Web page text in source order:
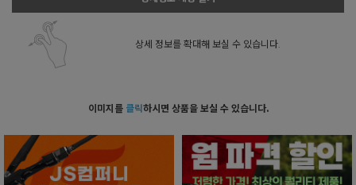
상세 정보를 확대해 보실 수 있습니다.
이미지를 클릭하시면 상품을 보실 수 있습니다.